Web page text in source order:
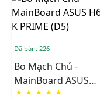
Đã bán: 226
Bo Mạch Chủ -
MainBoard ASUS
H610M-K PRIME (D5)
★ ★ ★ ★ ★